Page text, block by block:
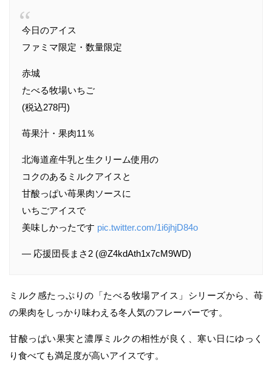
今日のアイス
ファミマ限定・数量限定
赤城
たべる牧場いちご
(税込278円)
苺果汁・果肉11％
北海道産牛乳と生クリーム使用の
コクのあるミルクアイスと
甘酸っぱい苺果肉ソースに
いちごアイスで
美味しかったです pic.twitter.com/1i6jhjD84o
— 応援団長まさ2 (@Z4kdAth1x7cM9WD)
ミルク感たっぷりの「たべる牧場アイス」シリーズから、苺
の果肉をしっかり味わえる冬人気のフレーバーです。
甘酸っぱい果実と濃厚ミルクの相性が良く、寒い日にゆっく
り食べても満足度が高いアイスです。